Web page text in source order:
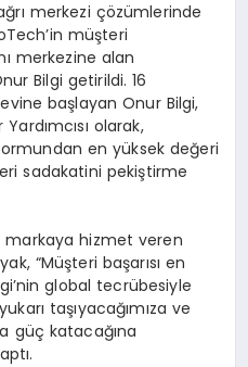
merkezi çözümlerinde
müşteri
merkezine alan
Bilgi getirildi. 16
başlayan Onur Bilgi,
olarak,
en yüksek değeri
sadakatini pekiştirme
markaya hizmet veren
“Müşteri başarısı en
global tecrübesiyle
taşıyacağımıza ve
güç katacağına